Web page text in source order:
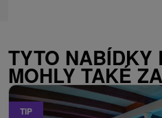
TYTO NABÍDKY
MOHLY TAKÉ
TIP